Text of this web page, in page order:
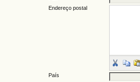
Endereço postal
País